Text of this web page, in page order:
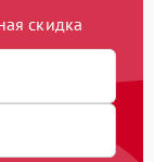
скидка